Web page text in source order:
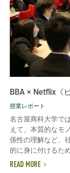
BBA × Netflix《
授業レポート
名古屋商科大学で
えて、本質的なモ
係性の理解など、
的に身に付けるため
READ MORE